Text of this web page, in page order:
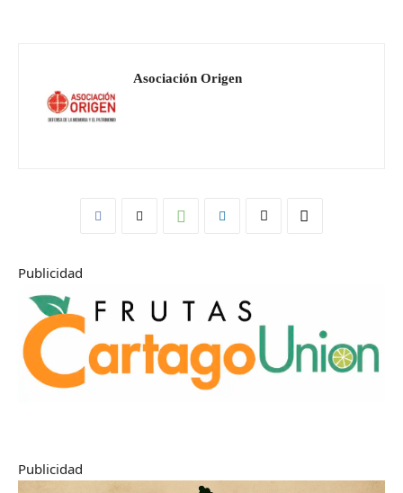
Asociación Origen
Publicidad
Publicidad